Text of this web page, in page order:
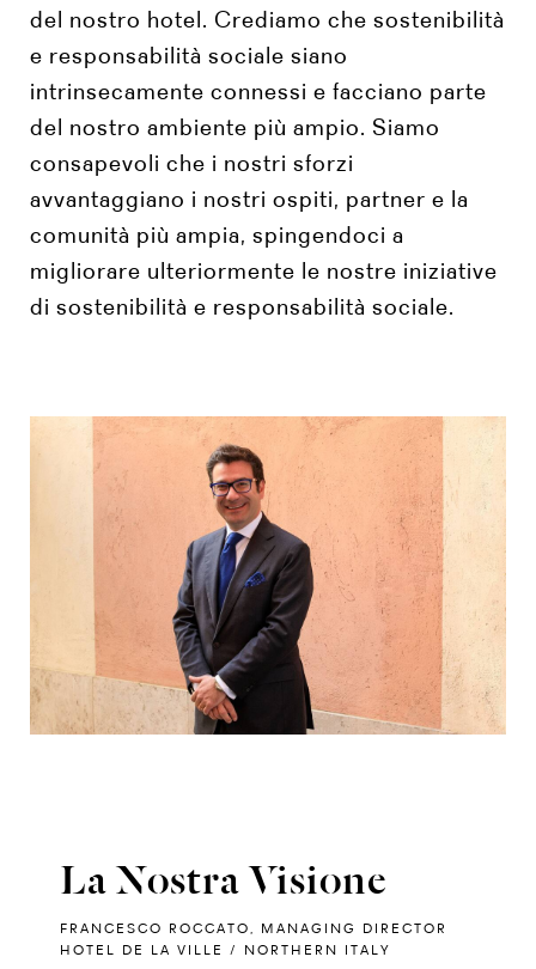
del nostro hotel. Crediamo che sostenibilità
e responsabilità sociale siano
intrinsecamente connessi e facciano parte
del nostro ambiente più ampio. Siamo
consapevoli che i nostri sforzi
avvantaggiano i nostri ospiti, partner e la
comunità più ampia, spingendoci a
migliorare ulteriormente le nostre iniziative
di sostenibilità e responsabilità sociale.
La Nostra Visione
FRANCESCO ROCCATO, MANAGING DIRECTOR
HOTEL DE LA VILLE / NORTHERN ITALY